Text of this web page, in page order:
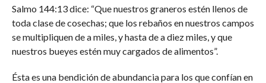
Salmo 144:13 dice: “Que nuestros graneros estén llenos de
toda clase de cosechas; que los rebaños en nuestros campos
se multipliquen de a miles, y hasta de a diez miles, y que
nuestros bueyes estén muy cargados de alimentos”.
Ésta es una bendición de abundancia para los que confían en